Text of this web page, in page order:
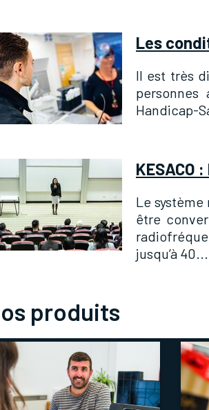
Les
Il est très
Handicap-
KESACO
Le
être
jusqu’à 40...
produits